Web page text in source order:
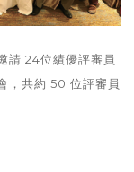
請 24位績優評審員
，共約 50 位評審員